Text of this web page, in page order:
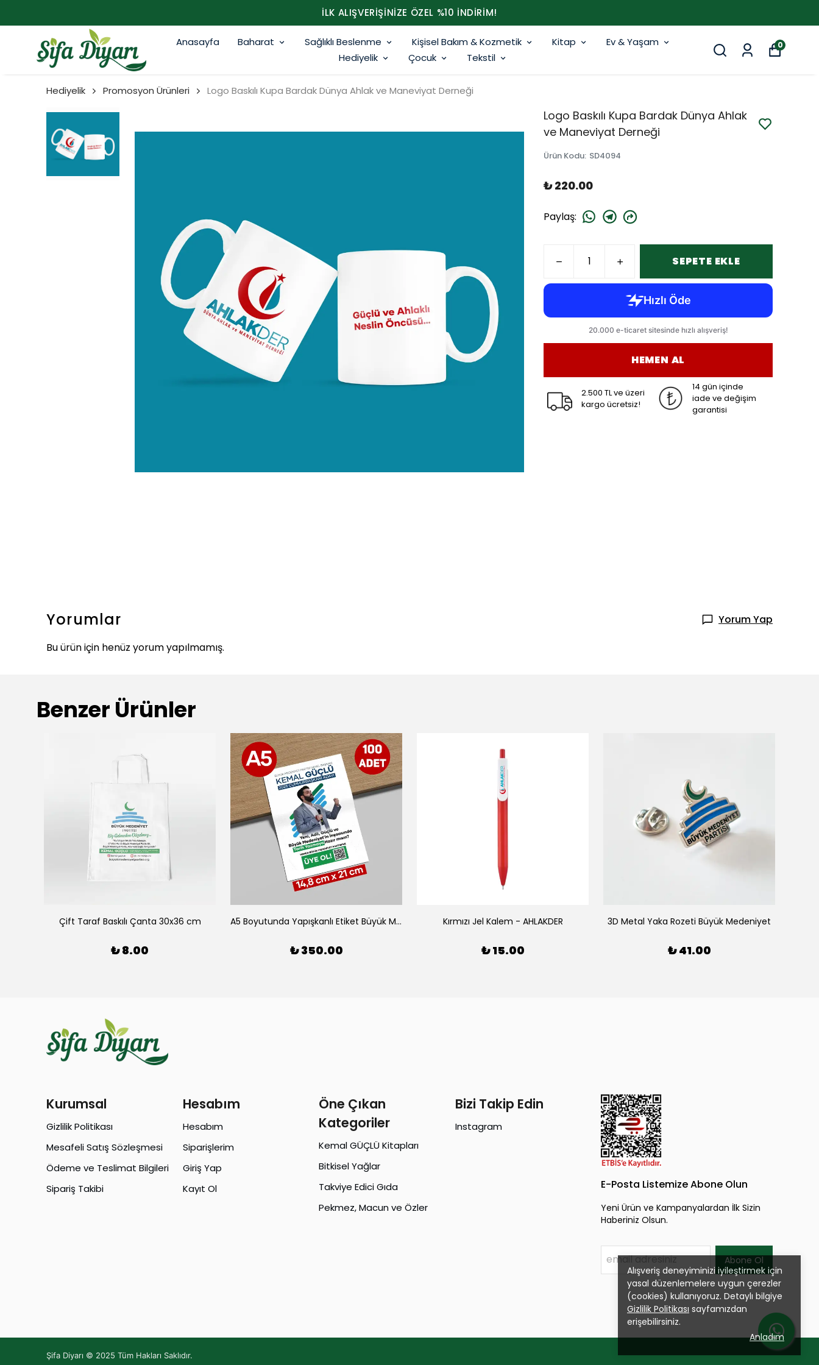
İLK ALIŞVERİŞİNİZE ÖZEL %10 İNDİRİM!
Anasayfa Baharat Sağlıklı Beslenme Kişisel Bakım & Kozmetik Kitap
Ev & Yaşam
Hediyelik
Çocuk Tekstil
0
Alışveriş deneyiminizi iyileştirmek için
yasal düzenlemelere uygun çerezler
(cookies) kullanıyoruz. Detaylı bilgiye
Gizlilik Politikası sayfamızdan
erişebilirsiniz.
Anladım
Hediyelik Promosyon Ürünleri Logo Baskılı Kupa Bardak Dünya Ahlak ve Maneviyat Derneği
Logo Baskılı Kupa Bardak Dünya Ahlak
ve Maneviyat Derneği
Ürün Kodu: SD4094
₺ 220.00
Paylaş:
SEPETE EKLE
HEMEN AL
2.500 TL ve üzeri
kargo ücretsiz!
14 gün içinde
iade ve değişim
garantisi
Yorumlar
Yorum Yap
Bu ürün için henüz yorum yapılmamış.
Benzer Ürünler
Çift Taraf Baskılı Çanta 30x36 cm
₺ 8.00
A5 Boyutunda Yapışkanlı Etiket Büyük Medeniyet Partisi (100Adet)
₺ 350.00
Kırmızı Jel Kalem - AHLAKDER
₺ 15.00
3D Metal Yaka Rozeti Büyük Medeniyet
₺ 41.00
Kurumsal
Gizlilik Politikası
Mesafeli Satış Sözleşmesi
Ödeme ve Teslimat Bilgileri
Sipariş Takibi
Hesabım
Hesabım
Siparişlerim
Giriş Yap
Kayıt Ol
Öne Çıkan
Kategoriler
Kemal GÜÇLÜ Kitapları
Bitkisel Yağlar
Takviye Edici Gıda
Pekmez, Macun ve Özler
Bizi Takip Edin
Instagram
E-Posta Listemize Abone Olun
Yeni Ürün ve Kampanyalardan İlk Sizin
Haberiniz Olsun.
Abone Ol
Şifa Diyarı © 2025 Tüm Hakları Saklıdır.